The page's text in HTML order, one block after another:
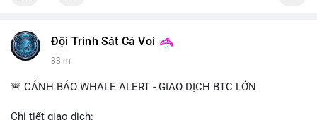
tăng x10", và "BICO về bờ 2-2-2026". Bàn tán nhiều về thời gian
cầm tài sản.
💡 NHẬN ĐỊNH & KHUYẾN NGHỊ: Thị trường đang trong giai
Tâm lý ngắn hạn biến động mạnh do sự kết hợp giữa sợ hãi và
Đội Trinh Sát Cá Voi
33 m
🚨 CẢNH BÁO WHALE ALERT - GIAO DỊCH BTC LỚN
Chi tiết giao dịch: